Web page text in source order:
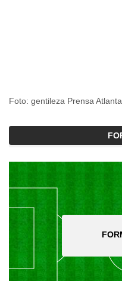
Foto: gentileza Prensa Atlanta.